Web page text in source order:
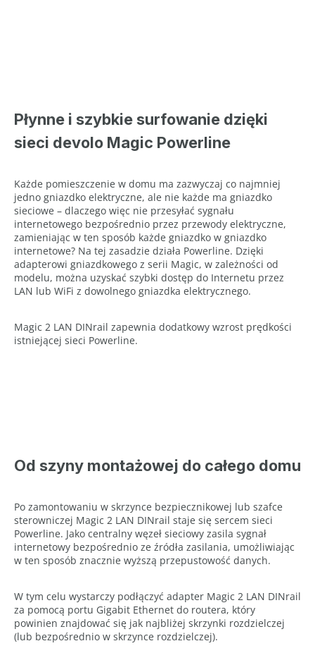
Płynne i szybkie surfowanie dzięki
sieci devolo Magic Powerline
Każde pomieszczenie w domu ma zazwyczaj co najmniej
jedno gniazdko elektryczne, ale nie każde ma gniazdko
sieciowe – dlaczego więc nie przesyłać sygnału
internetowego bezpośrednio przez przewody elektryczne,
zamieniając w ten sposób każde gniazdko w gniazdko
internetowe? Na tej zasadzie działa Powerline. Dzięki
adapterowi gniazdkowego z serii Magic, w zależności od
modelu, można uzyskać szybki dostęp do Internetu przez
LAN lub WiFi z dowolnego gniazdka elektrycznego.
Magic 2 LAN DINrail zapewnia dodatkowy wzrost prędkości
istniejącej sieci Powerline.
Od szyny montażowej do całego domu
Po zamontowaniu w skrzynce bezpiecznikowej lub szafce
sterowniczej Magic 2 LAN DINrail staje się sercem sieci
Powerline. Jako centralny węzeł sieciowy zasila sygnał
internetowy bezpośrednio ze źródła zasilania, umożliwiając
w ten sposób znacznie wyższą przepustowość danych.
W tym celu wystarczy podłączyć adapter Magic 2 LAN DINrail
za pomocą portu Gigabit Ethernet do routera, który
powinien znajdować się jak najbliżej skrzynki rozdzielczej
(lub bezpośrednio w skrzynce rozdzielczej).